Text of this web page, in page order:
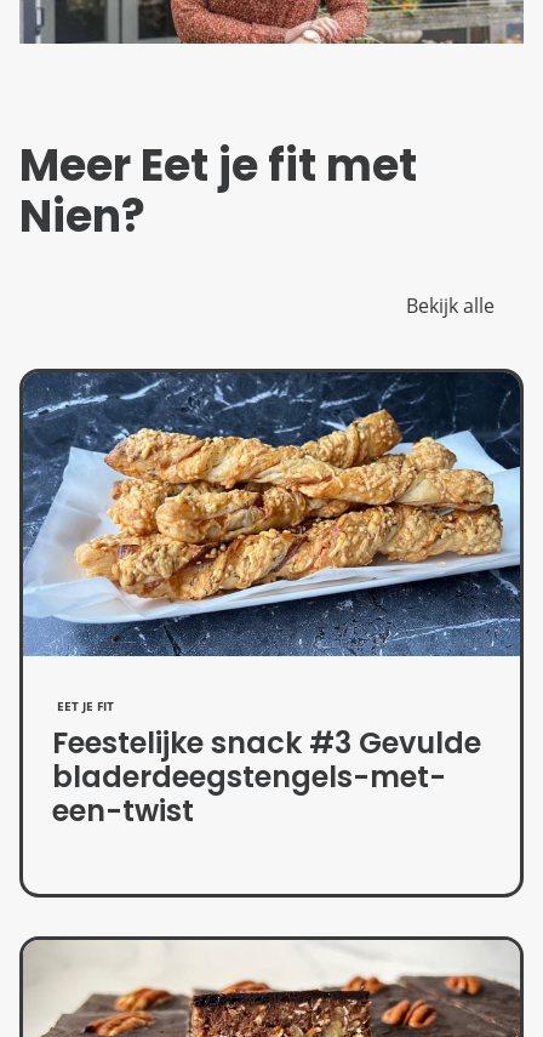
Meer Eet je fit met
Nien?
Bekijk alle
EET JE FIT
Feestelijke snack #3 Gevulde
bladerdeegstengels-met-
een-twist